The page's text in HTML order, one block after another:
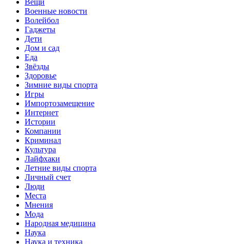
Военные новости
Волейбол
Гаджеты
Дети
Дом и сад
Еда
Звёзды
Здоровье
Зимние виды спорта
Игры
Импортозамещение
Интернет
Истории
Компании
Криминал
Культура
Лайфхаки
Летние виды спорта
Личный счет
Люди
Места
Мнения
Мода
Народная медицина
Наука
Наука и техника